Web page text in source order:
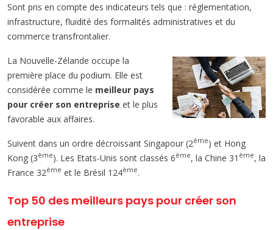
Sont pris en compte des indicateurs tels que : réglementation,
infrastructure, fluidité des formalités administratives et du
commerce transfrontalier.
La Nouvelle-Zélande occupe la
première place du podium. Elle est
considérée comme le meilleur pays
pour créer son entreprise et le plus
favorable aux affaires.
Suivent dans un ordre décroissant Singapour (2ème) et Hong
Kong (3ème). Les Etats-Unis sont classés 6ème, la Chine 31 ème, la
France 32ème et le Brésil 124ème.
Top 50 des meilleurs pays pour créer son
entreprise